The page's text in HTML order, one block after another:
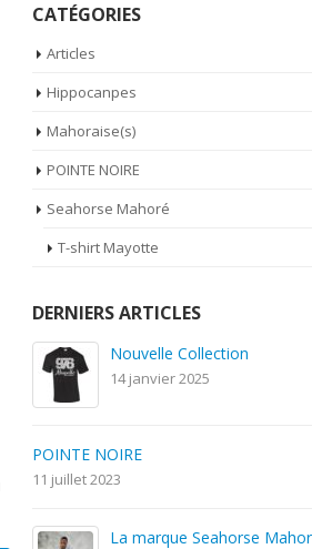
CATÉGORIES
Articles
Hippocanpes
Mahoraise(s)
POINTE NOIRE
Seahorse Mahoré
T-shirt Mayotte
DERNIERS ARTICLES
Nouvelle Collection
14 janvier 2025
POINTE NOIRE
11 juillet 2023
La marque Seahorse